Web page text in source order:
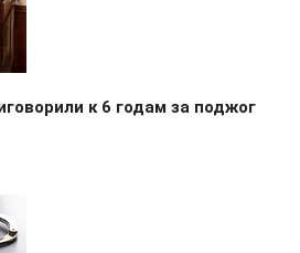
к 6 годам за поджог